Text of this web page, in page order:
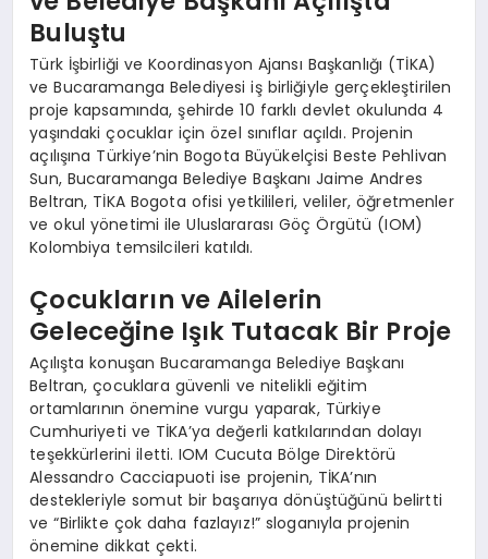
Buluştu
Türk İşbirliği ve Koordinasyon Ajansı Başkanlığı (TİKA)
ve Bucaramanga Belediyesi iş birliğiyle gerçekleştirilen
proje kapsamında, şehirde 10 farklı devlet okulunda 4
yaşındaki çocuklar için özel sınıflar açıldı. Projenin
açılışına Türkiye’nin Bogota Büyükelçisi Beste Pehlivan
Sun, Bucaramanga Belediye Başkanı Jaime Andres
Beltran, TİKA Bogota ofisi yetkilileri, veliler, öğretmenler
ve okul yönetimi ile Uluslararası Göç Örgütü (IOM)
Kolombiya temsilcileri katıldı.
Çocukların ve Ailelerin
Geleceğine Işık Tutacak Bir Proje
Açılışta konuşan Bucaramanga Belediye Başkanı
Beltran, çocuklara güvenli ve nitelikli eğitim
ortamlarının önemine vurgu yaparak, Türkiye
Cumhuriyeti ve TİKA’ya değerli katkılarından dolayı
teşekkürlerini iletti. IOM Cucuta Bölge Direktörü
Alessandro Cacciapuoti ise projenin, TİKA’nın
destekleriyle somut bir başarıya dönüştüğünü belirtti
ve “Birlikte çok daha fazlayız!” sloganıyla projenin
önemine dikkat çekti.